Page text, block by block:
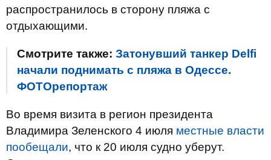
распространилось в сторону пляжа с
отдыхающими.
Смотрите также: Затонувший танкер Delfi
начали поднимать с пляжа в Одессе.
ФОТОрепортаж
Во время визита в регион президента
Владимира Зеленского 4 июля местные власти
пообещали, что к 20 июля судно уберут.